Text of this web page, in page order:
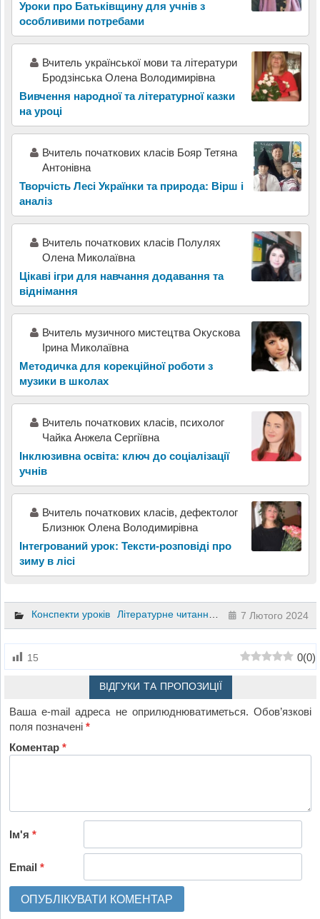
Уроки про Батьківщину для учнів з
особливими потребами
Вчитель української мови та літератури
Бродзінська Олена Володимирівна
Вивчення народної та літературної казки
на уроці
Вчитель початкових класів Бояр Тетяна
Антонівна
Творчість Лесі Українки та природа: Вірш і
аналіз
Вчитель початкових класів Полулях
Олена Миколаївна
Цікаві ігри для навчання додавання та
віднімання
Вчитель музичного мистецтва Окускова
Ірина Миколаївна
Методичка для корекційної роботи з
музики в школах
Вчитель початкових класів, психолог
Чайка Анжела Сергіївна
Інклюзивна освіта: ключ до соціалізації
учнів
Вчитель початкових класів, дефектолог
Близнюк Олена Володимирівна
Інтегрований урок: Тексти-розповіді про
зиму в лісі
Конспекти уроків Літературне читання 3 клас7 Лютого 2024
15 0(0)
ВІДГУКИ ТА ПРОПОЗИЦІЇ
Ваша e-mail адреса не оприлюднюватиметься. Обов’язкові
поля позначені*
Коментар*
Ім'я*
Email*